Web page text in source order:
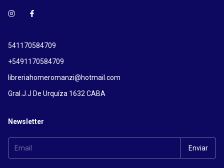
541170584709
+5491170584709
libreriahomeromanzi@hotmail.com
Gral.J.J De Urquíza 1632 CABA
Newsletter